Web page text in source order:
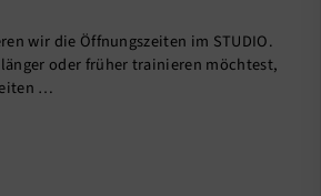
wir die Öffnungszeiten im STUDIO.
oder früher trainieren möchtest,
…